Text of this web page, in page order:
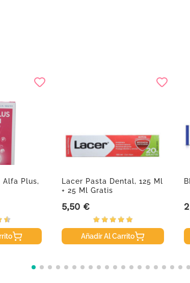
Plus,
Lacer Pasta Dental, 125 Ml
+ 25 Ml Gratis
Precio
5,50 €
Añadir Al Carrito